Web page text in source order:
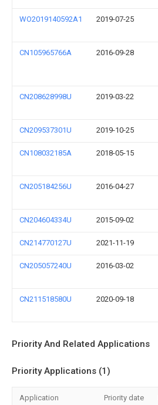
WO2019140592A1 2019-07-25
CN105965766A 2016-09-28
CN208628998U 2019-03-22
CN209537301U 2019-10-25
CN108032185A 2018-05-15
CN205184256U 2016-04-27
CN204604334U 2015-09-02
CN214770127U 2021-11-19
CN205057240U 2016-03-02
CN211518580U 2020-09-18
Priority And Related Applications
Priority Applications (1)
Application Priority date